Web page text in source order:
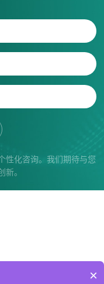
性化咨询。我们期待与您
新。
×